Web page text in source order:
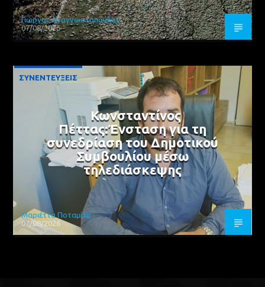
Γιώργος Αναγνωστόπουλος
07/08/2026
ΣΥΝΕΝΤΕΥΞΕΙΣ
Κωνσταντίνος
Πέττας:Ένσταση για τη
συνεδρίαση του Δημοτικού
Συμβουλίου μέσω
τηλεδιάσκεψης
Μαριέττα Ποταμίτη
07/08/2026